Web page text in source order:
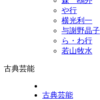
や行
横光利一
与謝野晶子
ら・わ行
若山牧水
古典芸能
古典芸能